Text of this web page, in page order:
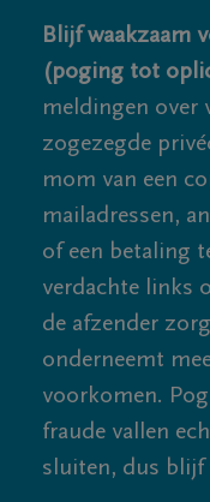
Blijf waakzaam
(poging tot
meldingen over
zogezegde
mom van een
mailadressen,
of een betaling
verdachte links
de afzender
onderneemt
voorkomen.
fraude vallen
sluiten, dus blijf